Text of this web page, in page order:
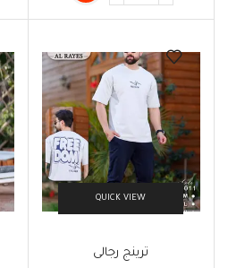
5
QUICK VIEW
ترينج رجالى